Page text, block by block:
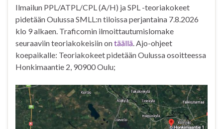
Ilmailun PPL/ATPL/CPL (A/H) ja SPL -teoriakokeet
pidetään Oulussa SMLL:n tiloissa perjantaina 7.8.2026
klo 9 alkaen. Traficomin ilmoittautumislomake
seuraaviin teoriakokeisiin ontäällä. Ajo-ohjeet
koepaikalle: Teoriakokeet pidetään Oulussa osoitteessa
Honkimaantie 2, 90900 Oulu;